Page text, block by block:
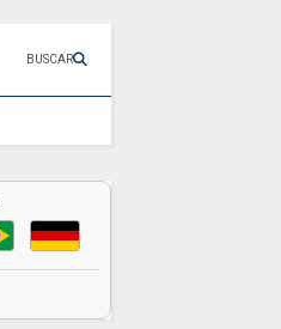
BUSCAR